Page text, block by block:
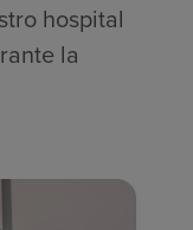
hospital
la